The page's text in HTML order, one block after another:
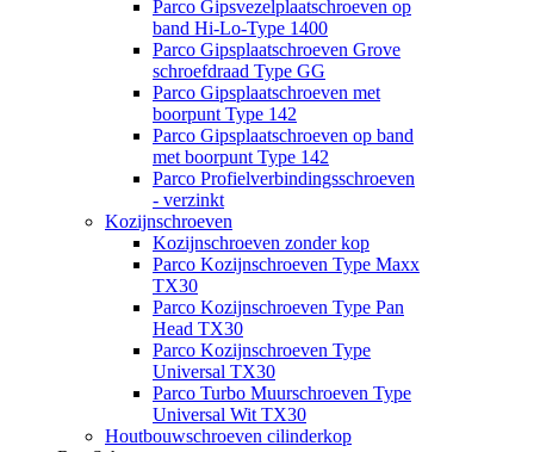
Parco Gipsvezelplaatschroeven op
band Hi-Lo-Type 1400
Parco Gipsplaatschroeven Grove
schroefdraad Type GG
Parco Gipsplaatschroeven met
boorpunt Type 142
Parco Gipsplaatschroeven op band
met boorpunt Type 142
Parco Profielverbindingsschroeven
- verzinkt
Kozijnschroeven
Kozijnschroeven zonder kop
Parco Kozijnschroeven Type Maxx
TX30
Parco Kozijnschroeven Type Pan
Head TX30
Parco Kozijnschroeven Type
Universal TX30
Parco Turbo Muurschroeven Type
Universal Wit TX30
Houtbouwschroeven cilinderkop